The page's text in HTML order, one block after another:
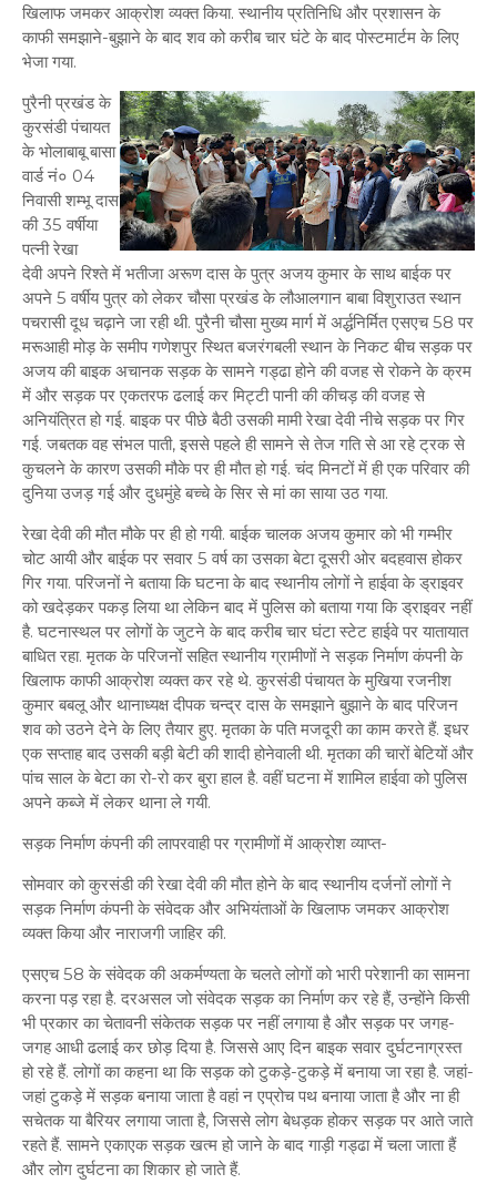
खिलाफ जमकर आक्रोश व्यक्त किया. स्थानीय प्रतिनिधि और प्रशासन के
काफी समझाने-बुझाने के बाद शव को करीब चार घंटे के बाद पोस्टमार्टम के लिए
भेजा गया.
पुरैनी प्रखंड के
कुरसंडी पंचायत
के भोलाबाबू बासा
वार्ड नं० 04
निवासी शम्भू दास
की 35 वर्षीया
पत्नी रेखा
देवी अपने रिश्ते में भतीजा अरूण दास के पुत्र अजय कुमार के साथ बाईक पर
अपने 5 वर्षीय पुत्र को लेकर चौसा प्रखंड के लौआलगान बाबा विशुराउत स्थान
पचरासी दूध चढ़ाने जा रही थी. पुरैनी चौसा मुख्य मार्ग में अर्द्धनिर्मित एसएच 58 पर
मरूआही मोड़ के समीप गणेशपुर स्थित बजरंगबली स्थान के निकट बीच सड़क पर
अजय की बाइक अचानक सड़क के सामने गड्ढा होने की वजह से रोकने के क्रम
में और सड़क पर एकतरफ ढलाई कर मिट्टी पानी की कीचड़ की वजह से
अनियंत्रित हो गई. बाइक पर पीछे बैठी उसकी मामी रेखा देवी नीचे सड़क पर गिर
गई. जबतक वह संभल पाती, इससे पहले ही सामने से तेज गति से आ रहे ट्रक से
कुचलने के कारण उसकी मौके पर ही मौत हो गई. चंद मिनटों में ही एक परिवार की
दुनिया उजड़ गई और दुधमुंहे बच्चे के सिर से मां का साया उठ गया.
रेखा देवी की मौत मौके पर ही हो गयी. बाईक चालक अजय कुमार को भी गम्भीर
चोट आयी और बाईक पर सवार 5 वर्ष का उसका बेटा दूसरी ओर बदहवास होकर
गिर गया. परिजनों ने बताया कि घटना के बाद स्थानीय लोगों ने हाईवा के ड्राइवर
को खदेड़कर पकड़ लिया था लेकिन बाद में पुलिस को बताया गया कि ड्राइवर नहीं
है. घटनास्थल पर लोगों के जुटने के बाद करीब चार घंटा स्टेट हाईवे पर यातायात
बाधित रहा. मृतक के परिजनों सहित स्थानीय ग्रामीणों ने सड़क निर्माण कंपनी के
खिलाफ काफी आक्रोश व्यक्त कर रहे थे. कुरसंडी पंचायत के मुखिया रजनीश
कुमार बबलू और थानाध्यक्ष दीपक चन्द्र दास के समझाने बुझाने के बाद परिजन
शव को उठने देने के लिए तैयार हुए. मृतका के पति मजदूरी का काम करते हैं. इधर
एक सप्ताह बाद उसकी बड़ी बेटी की शादी होनेवाली थी. मृतका की चारों बेटियों और
पांच साल के बेटा का रो-रो कर बुरा हाल है. वहीं घटना में शामिल हाईवा को पुलिस
अपने कब्जे में लेकर थाना ले गयी.
सड़क निर्माण कंपनी की लापरवाही पर ग्रामीणों में आक्रोश व्याप्त-
सोमवार को कुरसंडी की रेखा देवी की मौत होने के बाद स्थानीय दर्जनों लोगों ने
सड़क निर्माण कंपनी के संवेदक और अभियंताओं के खिलाफ जमकर आक्रोश
व्यक्त किया और नाराजगी जाहिर की.
एसएच 58 के संवेदक की अकर्मण्यता के चलते लोगों को भारी परेशानी का सामना
करना पड़ रहा है. दरअसल जो संवेदक सड़क का निर्माण कर रहे हैं, उन्होंने किसी
भी प्रकार का चेतावनी संकेतक सड़क पर नहीं लगाया है और सड़क पर जगह-
जगह आधी ढलाई कर छोड़ दिया है. जिससे आए दिन बाइक सवार दुर्घटनाग्रस्त
हो रहे हैं. लोगों का कहना था कि सड़क को टुकड़े-टुकड़े में बनाया जा रहा है‌. जहां-
जहां टुकड़े में सड़क बनाया जाता है वहां न एप्रोच पथ बनाया जाता है और ना ही
सचेतक या बैरियर लगाया जाता है, जिससे लोग बेधड़क होकर सड़क पर आते जाते
रहते हैं. सामने एकाएक सड़क खत्म हो जाने के बाद गाड़ी गड्ढा में चला जाता हैं
और लोग दुर्घटना का शिकार हो जाते हैं.